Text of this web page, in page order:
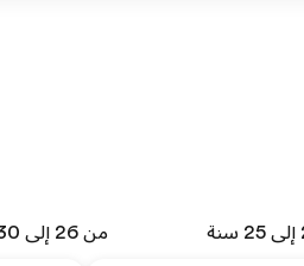
من 26 إلى 30 سنة